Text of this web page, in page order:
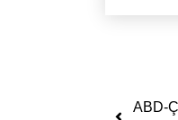
ABD-